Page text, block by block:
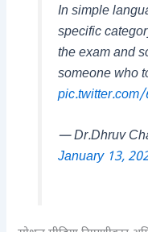
In simple
specific
the exam and
someone who
— Dr.Dhruv
January 13,